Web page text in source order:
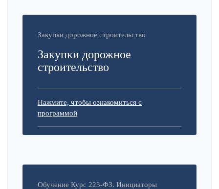
Закупки дорожное строительство
Закупки дорожное
строительство
Нажмите, чтобы ознакомиться с
программой
Обучение Курс 223-ФЗ. Инициаторы